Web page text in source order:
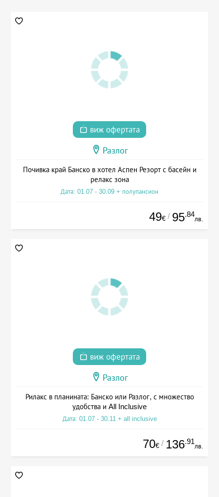
виж офертата
Разлог
Почивка край Банско в хотел Аспен Резорт с басейн и
релакс зона
Дата: 01.07 - 30.09 + полупансион
49€ / 95.84
лв.
виж офертата
Разлог
Рилакс в планината: Банско или Разлог, с множество
удобства и All Inclusive
Дата: 01.07 - 30.11 + all inclusive
70€ / 136.91
лв.